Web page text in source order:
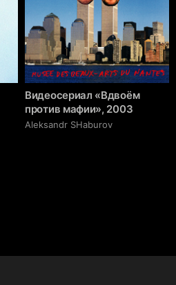
Видеосериал «Вдвоём
против мафии», 2003
Аleksandr SHaburov